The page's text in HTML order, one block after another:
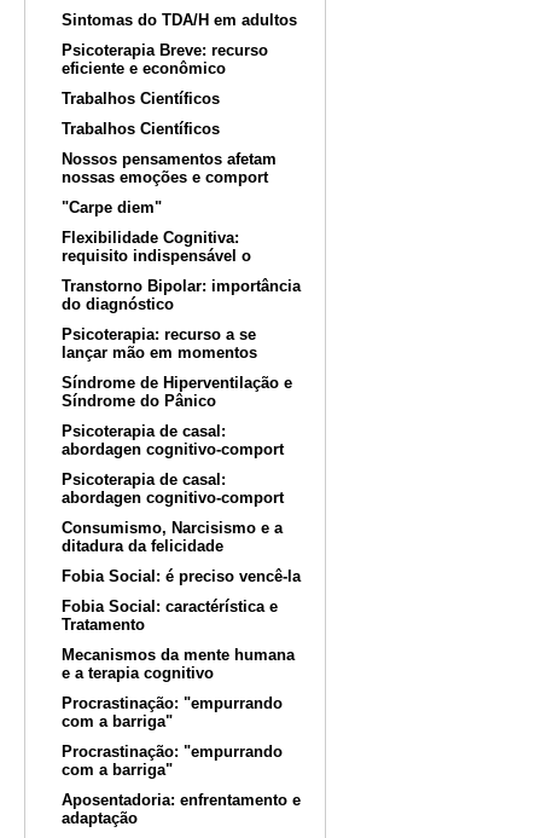
Sintomas do TDA/H em adultos
Psicoterapia Breve: recurso
eficiente e econômico
Trabalhos Científicos
Trabalhos Científicos
Nossos pensamentos afetam
nossas emoções e comport
"Carpe diem"
Flexibilidade Cognitiva:
requisito indispensável o
Transtorno Bipolar: importância
do diagnóstico
Psicoterapia: recurso a se
lançar mão em momentos
Síndrome de Hiperventilação e
Síndrome do Pânico
Psicoterapia de casal:
abordagen cognitivo-comport
Psicoterapia de casal:
abordagen cognitivo-comport
Consumismo, Narcisismo e a
ditadura da felicidade
Fobia Social: é preciso vencê-la
Fobia Social: caractérística e
Tratamento
Mecanismos da mente humana
e a terapia cognitivo
Procrastinação: "empurrando
com a barriga"
Procrastinação: "empurrando
com a barriga"
Aposentadoria: enfrentamento e
adaptação